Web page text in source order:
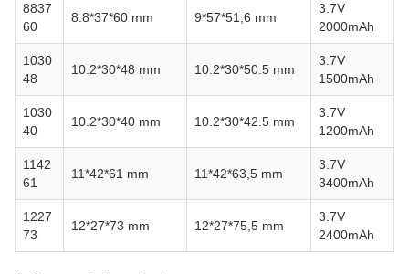
8837
60
8.8*37*60 mm 9*57*51,6 mm
3.7V
2000mAh
1030
48
10.2*30*48 mm 10.2*30*50.5 mm
3.7V
1500mAh
1030
40
10.2*30*40 mm 10.2*30*42.5 mm
3.7V
1200mAh
1142
61
11*42*61 mm 11*42*63,5 mm
3.7V
3400mAh
1227
73
12*27*73 mm 12*27*75,5 mm
3.7V
2400mAh